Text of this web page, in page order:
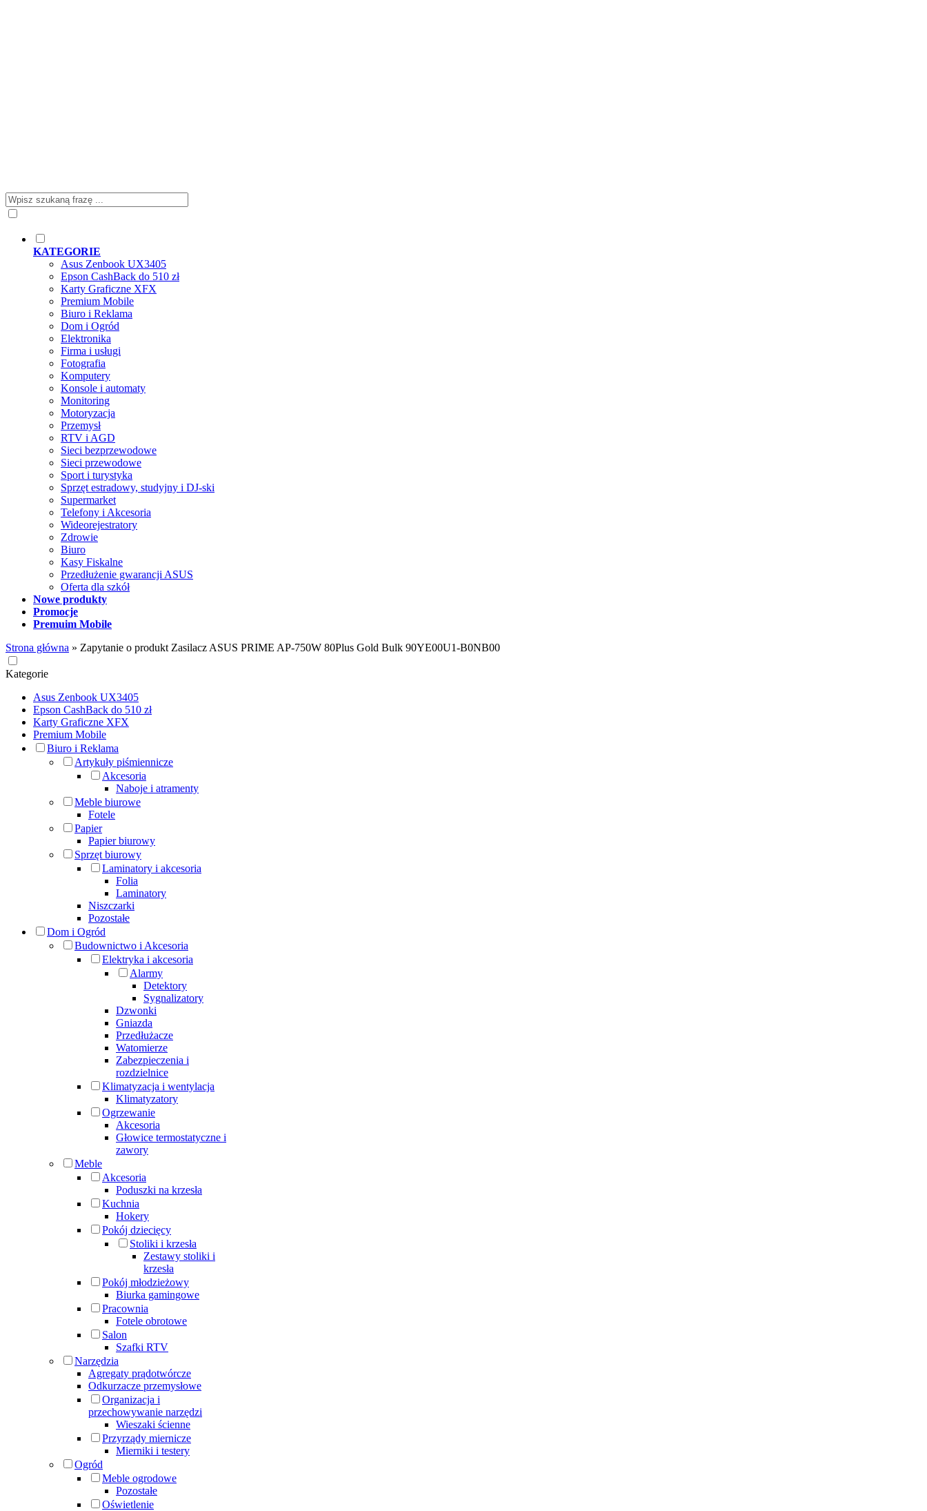
KATEGORIE
Asus Zenbook UX3405
Epson CashBack do 510 zł
Karty Graficzne XFX
Premium Mobile
Biuro i Reklama
Dom i Ogród
Elektronika
Firma i usługi
Fotografia
Komputery
Konsole i automaty
Monitoring
Motoryzacja
Przemysł
RTV i AGD
Sieci bezprzewodowe
Sieci przewodowe
Sport i turystyka
Sprzęt estradowy, studyjny i DJ-ski
Supermarket
Telefony i Akcesoria
Wideorejestratory
Zdrowie
Biuro
Kasy Fiskalne
Przedłużenie gwarancji ASUS
Oferta dla szkół
Nowe produkty
Promocje
Premuim Mobile
Strona główna » Zapytanie o produkt Zasilacz ASUS PRIME AP-750W 80Plus Gold Bulk 90YE00U1-B0NB00
Kategorie
Asus Zenbook UX3405
Epson CashBack do 510 zł
Karty Graficzne XFX
Premium Mobile
Biuro i Reklama
Artykuły piśmiennicze
Akcesoria
Naboje i atramenty
Meble biurowe
Fotele
Papier
Papier biurowy
Sprzęt biurowy
Laminatory i akcesoria
Folia
Laminatory
Niszczarki
Pozostałe
Dom i Ogród
Budownictwo i Akcesoria
Elektryka i akcesoria
Alarmy
Detektory
Sygnalizatory
Dzwonki
Gniazda
Przedłużacze
Watomierze
Zabezpieczenia i
rozdzielnice
Klimatyzacja i wentylacja
Klimatyzatory
Ogrzewanie
Akcesoria
Głowice termostatyczne i
zawory
Meble
Akcesoria
Poduszki na krzesła
Kuchnia
Hokery
Pokój dziecięcy
Stoliki i krzesła
Zestawy stoliki i
krzesła
Pokój młodzieżowy
Biurka gamingowe
Pracownia
Fotele obrotowe
Salon
Szafki RTV
Narzędzia
Agregaty prądotwórcze
Odkurzacze przemysłowe
Organizacja i
przechowywanie narzędzi
Wieszaki ścienne
Przyrządy miernicze
Mierniki i testery
Ogród
Meble ogrodowe
Pozostałe
Oświetlenie